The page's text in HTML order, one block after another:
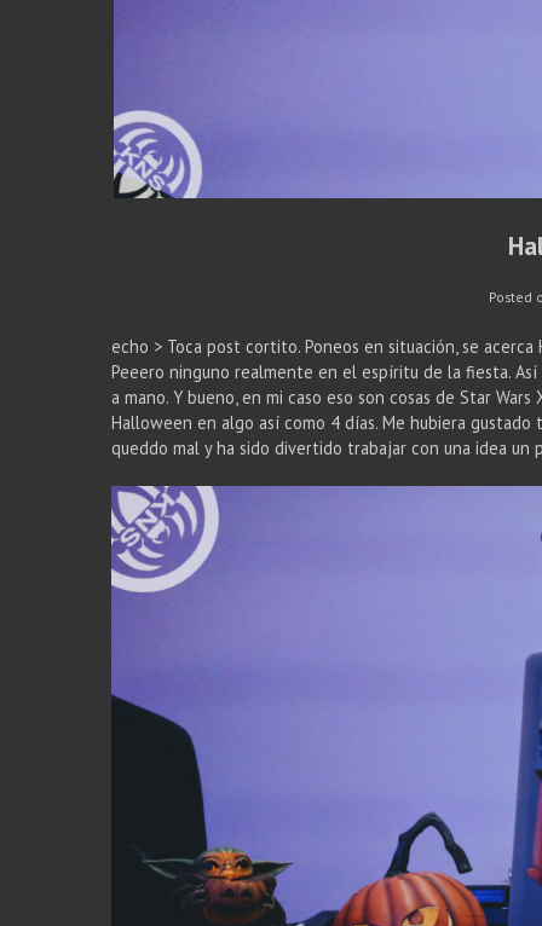
Posted
echo > Toca post cortito. Poneos en situación, se
Peeero ninguno realmente en el espíritu de la fiesta.
a mano. Y bueno, en mi caso eso son cosas de Star
Halloween en algo así como 4 días. Me hubiera
queddo mal y ha sido divertido trabajar con una idea